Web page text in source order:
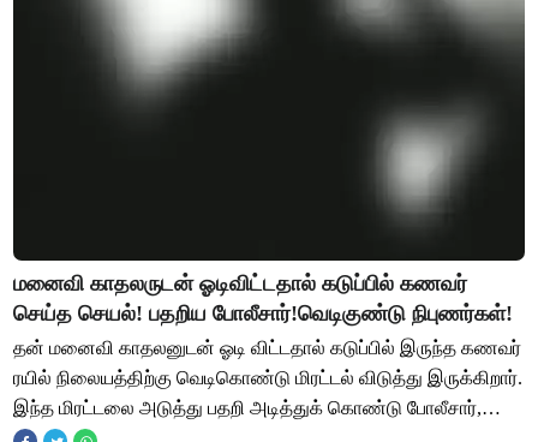
மனைவி காதலருடன் ஓடிவிட்டதால் கடுப்பில் கணவர்
செய்த செயல்! பதறிய போலீசார்!வெடிகுண்டு நிபுணர்கள்!
தன் மனைவி காதலனுடன் ஓடி விட்டதால் கடுப்பில் இருந்த கணவர்
ரயில் நிலையத்திற்கு வெடிகொண்டு மிரட்டல் விடுத்து இருக்கிறார்.
இந்த மிரட்டலை அடுத்து பதறி அடித்துக் கொண்டு போலீசார்,